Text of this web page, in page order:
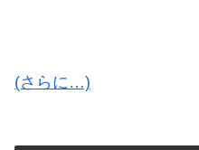
(さらに…)